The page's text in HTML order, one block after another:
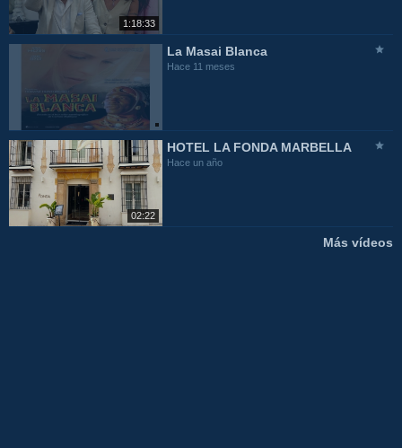
1:18:33
La Masai Blanca
Hace 11 meses
02:22
HOTEL LA FONDA MARBELLA
Hace un año
Más vídeos